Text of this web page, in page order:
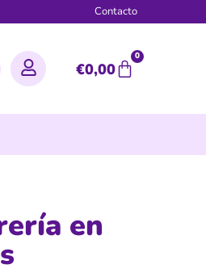
Contacto
€0,00
0
en